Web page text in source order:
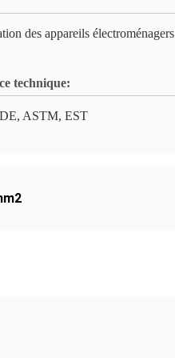
des appareils électroménagers
technique:
ASTM, EST